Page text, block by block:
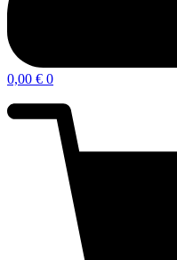
0,00 € 0